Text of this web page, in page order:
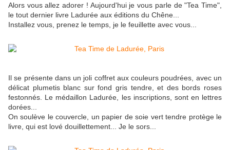
Alors vous allez adorer ! Aujourd'hui je vous parle de "Tea Time",
le tout dernier livre Ladurée aux éditions du Chêne...
Installez vous, prenez le temps, je le feuillette avec vous...
Il se présente dans un joli coffret aux couleurs poudrées, avec un
délicat plumetis blanc sur fond gris tendre, et des bords roses
festonnés. Le médaillon Ladurée, les inscriptions, sont en lettres
dorées...
On soulève le couvercle, un papier de soie vert tendre protège le
livre, qui est lové douillettement... Je le sors...